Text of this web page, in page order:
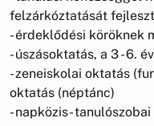
felzárkóztatását
- érdeklődési köröknek
- úszásoktatás, a 3 - 6.
- zeneiskolai oktatás
oktatás (néptánc)
- napközis-